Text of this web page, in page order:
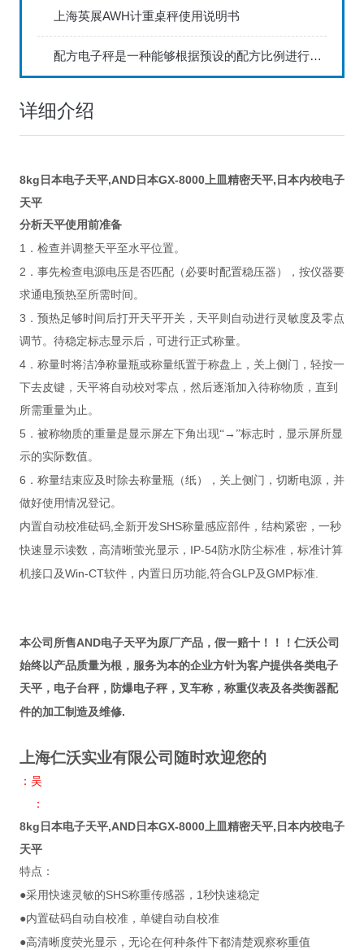
上海英展AWH计重桌秤使用说明书
配方电子秤是一种能够根据预设的配方比例进行精确称重的电子秤
详细介绍
8kg日本电子天平,AND日本GX-8000上皿精密天平,日本内校电子
天平
分析天平使用前准备
1 ．检查并调整天平至水平位置。
2 ．事先检查电源电压是否匹配（必要时配置稳压器），按仪器要
求通电预热至所需时间。
3 ．预热足够时间后打开天平开关，天平则自动进行灵敏度及零点
调节。待稳定标志显示后，可进行正式称量。
4．称量时将洁净称量瓶或称量纸置于称盘上，关上侧门，轻按一
下去皮键，天平将自动校对零点，然后逐渐加入待称物质，直到
所需重量为止。
5 ．被称物质的重量是显示屏左下角出现“→”标志时，显示屏所显
示的实际数值。
6 ．称量结束应及时除去称量瓶（纸），关上侧门，切断电源，并
做好使用情况登记。
内置自动校准砝码,全新开发SHS称量感应部件，结构紧密，一秒
快速显示读数，高清晰萤光显示， IP-54防水防尘标准，标准计算
机接口及Win-CT软件，内置日历功能,符合GLP及GMP标准.
本公司所售AND电子天平为原厂产品，假一赔十！！！仁沃公司
始终以产品质量为根，服务为本的企业方针为客户提供各类电子
天平，电子台秤，防爆电子秤，叉车称，称重仪表及各类衡器配
件的加工制造及维修.
上海仁沃实业有限公司随时欢迎您的
：吴
：
8kg日本电子天平,AND日本GX-8000上皿精密天平,日本内校电子
天平
特点：
●采用快速灵敏的SHS称重传感器， 1秒快速稳定
●内置砝码自动自校准，单键自动自校准
●高清晰度荧光显示，无论在何种条件下都清楚观察称重值